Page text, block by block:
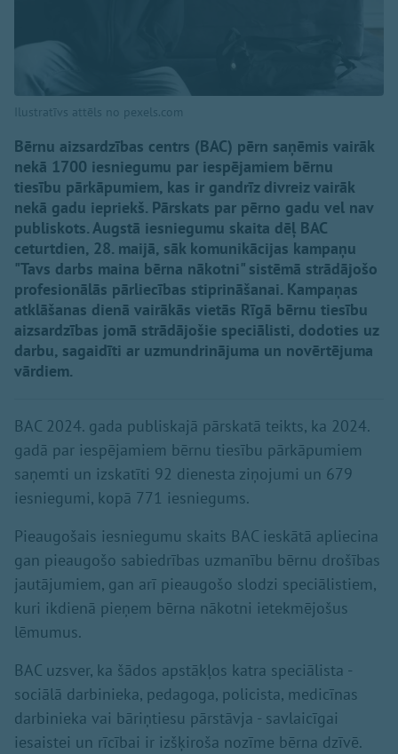
Ilustratīvs attēls no pexels.com
Bērnu aizsardzības centrs (BAC) pērn saņēmis vairāk
nekā 1700 iesniegumu par iespējamiem bērnu
tiesību pārkāpumiem, kas ir gandrīz divreiz vairāk
nekā gadu iepriekš. Pārskats par pērno gadu vel nav
publiskots. Augstā iesniegumu skaita dēļ BAC
ceturtdien, 28. maijā, sāk komunikācijas kampaņu
"Tavs darbs maina bērna nākotni" sistēmā strādājošo
profesionālās pārliecības stiprināšanai. Kampaņas
atklāšanas dienā vairākās vietās Rīgā bērnu tiesību
aizsardzības jomā strādājošie speciālisti, dodoties uz
darbu, sagaidīti ar uzmundrinājuma un novērtējuma
vārdiem.
BAC 2024. gada publiskajā pārskatā teikts, ka 2024.
gadā par iespējamiem bērnu tiesību pārkāpumiem
saņemti un izskatīti 92 dienesta ziņojumi un 679
iesniegumi, kopā 771 iesniegums.
Pieaugošais iesniegumu skaits BAC ieskātā apliecina
gan pieaugošo sabiedrības uzmanību bērnu drošības
jautājumiem, gan arī pieaugošo slodzi speciālistiem,
kuri ikdienā pieņem bērna nākotni ietekmējošus
lēmumus.
BAC uzsver, ka šādos apstākļos katra speciālista -
sociālā darbinieka, pedagoga, policista, medicīnas
darbinieka vai bāriņtiesu pārstāvja - savlaicīgai
iesaistei un rīcībai ir izšķiroša nozīme bērna dzīvē.